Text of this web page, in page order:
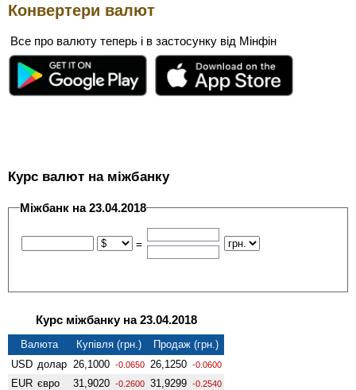
Конвертери валют
Все про валюту теперь і в застосунку від Мінфін
Курс валют на міжбанку
Міжбанк на 23.04.2018
=
Курс міжбанку на 23.04.2018
Валюта Купівля (грн.)
Продаж (грн.)
USD долар 26,1000 -0.0650 26,1250 -0.0600
EUR євро 31,9020 -0.2600 31,9299 -0.2540